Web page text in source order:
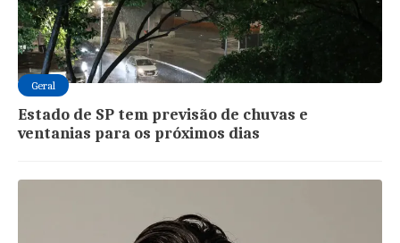
Geral
Estado de SP tem previsão de chuvas e
ventanias para os próximos dias